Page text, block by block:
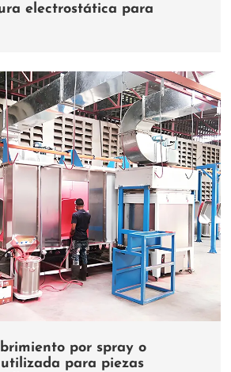
electrostática para
por spray o
para piezas